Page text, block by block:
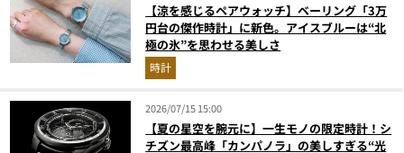
【涼を感じるペアウォッチ】ベーリング「3万
円台の傑作時計」に新色。アイスブルーは“北
極の氷”を思わせる美しさ
時計
2026/07/15 15:00
【夏の星空を腕元に】一生モノの限定時計！シ
チズン最高峰「カンパノラ」の美しすぎる“光